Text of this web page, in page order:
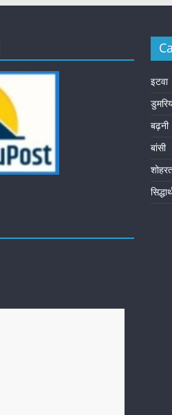
इटवा
बढ़नी
बांसी